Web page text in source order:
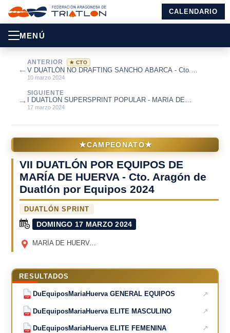
CALENDARIO
MENÚ
←
ANTERIOR ★ CTO
V DUATLÓN NO DRAFTING SANCHO ABARCA - Cto.
Aragón de Duatlón Estándar 2024
10 marzo 2024
SIGUIENTE
I DUATLON SUPERSPRINT POPULAR - MARIA DE
HUERVA
17 marzo 2024
→
★CAMPEONATO★
VII DUATLÓN POR EQUIPOS DE
MARÍA DE HUERVA - Cto. Aragón de
Duatlón por Equipos 2024
DUATLÓN SPRINT
DOMINGO 17 MARZO 2024
MARÍA DE HUERVA
RESULTADOS
PDF DuEquiposMariaHuerva GENERAL EQUIPOS ↗
PDF DuEquiposMariaHuerva ELITE MASCULINO ↗
PDF DuEquiposMariaHuerva ELITE FEMENINA ↗